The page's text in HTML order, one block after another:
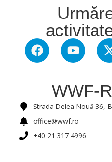
WWF-
Strada Delea Nouă 36,
office@wwf.ro
+40 21 317 4996